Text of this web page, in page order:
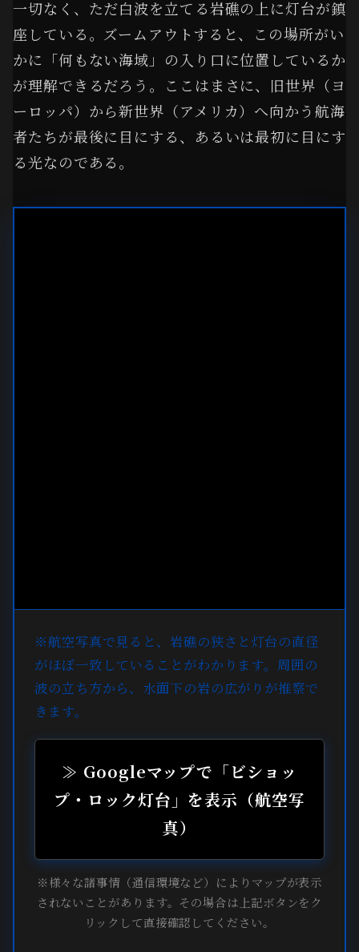
一切なく、ただ白波を立てる岩礁の上に灯台が鎮
座している。ズームアウトすると、この場所がい
かに「何もない海域」の入り口に位置しているか
が理解できるだろう。ここはまさに、旧世界（ヨ
ーロッパ）から新世界（アメリカ）へ向かう航海
者たちが最後に目にする、あるいは最初に目にす
る光なのである。
※航空写真で見ると、岩礁の狭さと灯台の直径
がほぼ一致していることがわかります。周囲の
波の立ち方から、水面下の岩の広がりが推察で
きます。
≫ Googleマップで「ビショッ
プ・ロック灯台」を表示（航空写
真）
※様々な諸事情（通信環境など）によりマップが表示
されないことがあります。その場合は上記ボタンをク
リックして直接確認してください。